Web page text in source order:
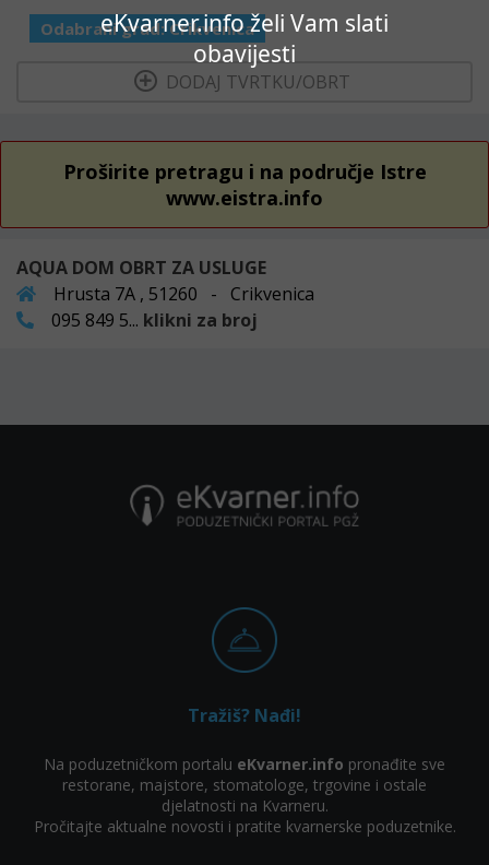
eKvarner.info želi Vam slati
obavijesti
Odabrani grad:Crikvenica
DODAJ TVRTKU/OBRT
Proširite pretragu i na područje Istre
www.eistra.info
AQUA DOM OBRT ZA USLUGE
Hrusta 7A , 51260 - Crikvenica
095 849 5... klikni za broj
Tražiš? Nađi!
Na poduzetničkom portalu eKvarner.info pronađite sve
restorane, majstore, stomatologe, trgovine i ostale
djelatnosti na Kvarneru.
Pročitajte aktualne novosti i pratite kvarnerske poduzetnike.